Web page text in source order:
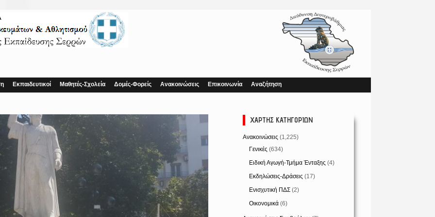
Εκπαιδευτικοί Μαθητές-Σχολεία Δομές-Φορείς Ανακοινώσεις Επικοινωνία Αναζήτηση
ΧΆΡΤΗΣ ΚΑΤΗΓΟΡΙΏΝ
Ανακοινώσεις (1,225)
Γενικές (634)
Ειδική Αγωγή-Τμήμα Ένταξης (4)
Εκδηλώσεις-Δράσεις (17)
Ενισχυτική ΠΔΣ (2)
Οικονομικά (6)